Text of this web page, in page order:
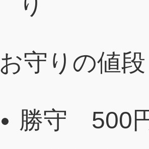
お守りの値
勝守 500